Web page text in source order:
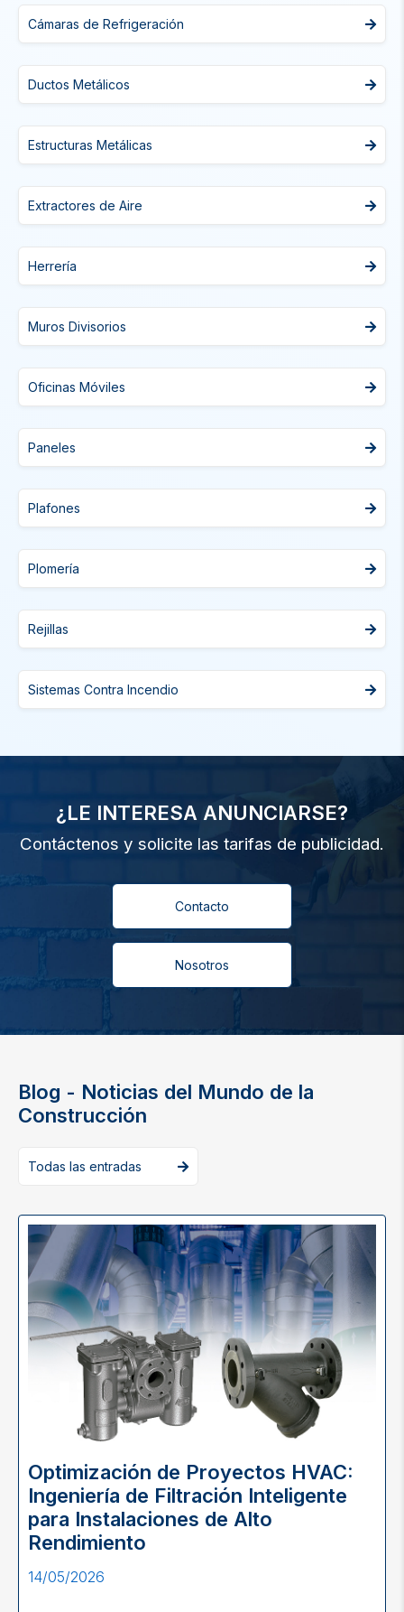
Cámaras de Refrigeración
Ductos Metálicos
Estructuras Metálicas
Extractores de Aire
Herrería
Muros Divisorios
Oficinas Móviles
Paneles
Plafones
Plomería
Rejillas
Sistemas Contra Incendio
¿LE INTERESA ANUNCIARSE?
Contáctenos y solicite las tarifas de publicidad.
Contacto
Nosotros
Blog - Noticias del Mundo de la
Construcción
Todas las entradas
Optimización de Proyectos HVAC:
Ingeniería de Filtración Inteligente
para Instalaciones de Alto
Rendimiento
14/05/2026